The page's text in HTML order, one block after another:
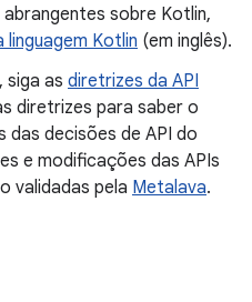
sobre Kotlin,
linguagem Kotlin (em inglês).
siga as diretrizes da API
diretrizes para saber o
decisões de API do
e modificações das APIs
validadas pela Metalava.